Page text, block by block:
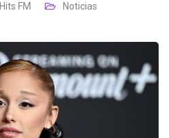
Hits FM Noticias